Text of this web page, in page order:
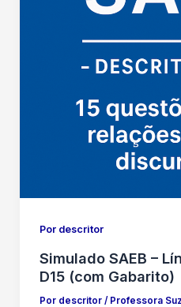
Por descritor
Simulado SAEB –
D15 (com Gabarito)
Por descritor/ Professora